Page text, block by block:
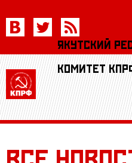
ЯКУТСКИЙ
КОМИТЕТ
Новости
В мире
В России
В Якутии
Дети войны
Официально
Программа КПРФ
Устав КПРФ
Реском КПРФ
Анонсы
Вступить
Контакты